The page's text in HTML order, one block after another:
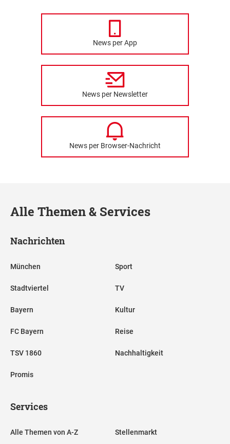
News per App
News per Newsletter
News per Browser-Nachricht
Alle Themen & Services
Nachrichten
München
Stadtviertel
Bayern
FC Bayern
TSV 1860
Promis
Sport
TV
Kultur
Reise
Nachhaltigkeit
Services
Alle Themen von A-Z Stellenmarkt